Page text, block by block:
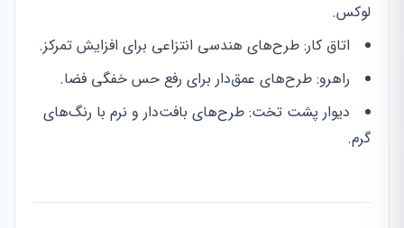
لوکس.
اتاق کار: طرح‌های هندسی انتزاعی برای افزایش تمرکز.
راهرو: طرح‌های عمق‌دار برای رفع حس خفگی فضا.
دیوار پشت تخت: طرح‌های بافت‌دار و نرم با رنگ‌های
گرم.